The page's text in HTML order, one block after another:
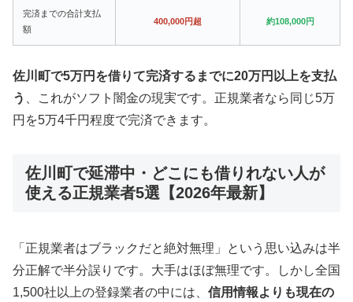
完済までの合計支払
額
400,000円超 約108,000円
佐川町で5万円を借りて完済するまでに20万円以上を支払
う
、これがソフト闇金の現実です。正規業者なら同じ5万
円を5万4千円程度で完済できます。
佐川町で延滞中・どこにも借りれない人が
使える正規業者5選【2026年最新】
「正規業者はブラックだと絶対無理」という思い込みは半
分正解で半分誤りです。大手はほぼ無理です。しかし全国
1,500社以上の登録業者の中には、 信用情報よりも現在の